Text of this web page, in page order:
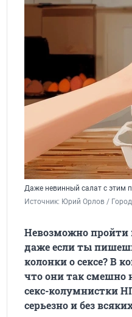
Даже невинный салат с этим
Источник: Юрий Орлов /
Невозможно
даже если ты
колонки о сексе? В
что они так смешно
секс-колумнистки
серьезно и без